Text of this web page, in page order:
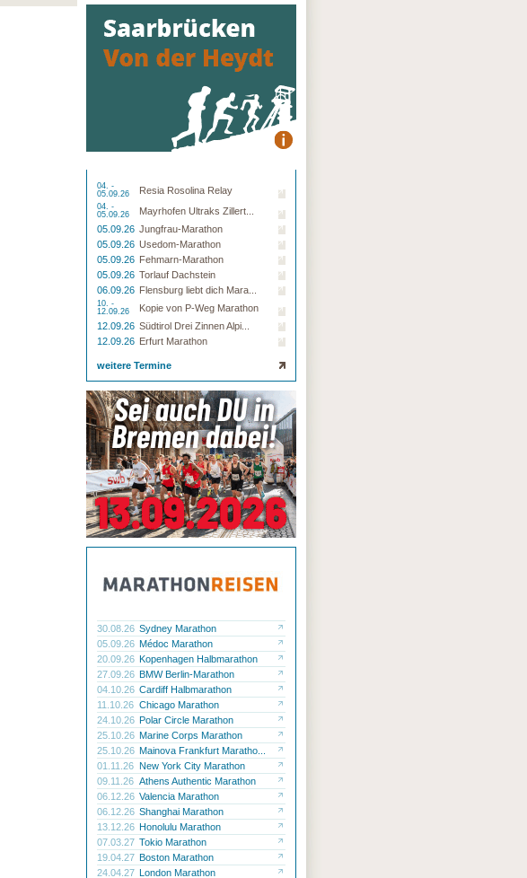
04. -
05.09.26
Resia Rosolina Relay
04. -
05.09.26
Mayrhofen Ultraks Zillert...
05.09.26 Jungfrau-Marathon
05.09.26 Usedom-Marathon
05.09.26 Fehmarn-Marathon
05.09.26 Torlauf Dachstein
06.09.26 Flensburg liebt dich Mara...
10. -
12.09.26
Kopie von P-Weg Marathon
12.09.26 Südtirol Drei Zinnen Alpi...
12.09.26 Erfurt Marathon
weitere Termine
30.08.26 Sydney Marathon
05.09.26 Médoc Marathon
20.09.26 Kopenhagen Halbmarathon
27.09.26 BMW Berlin-Marathon
04.10.26 Cardiff Halbmarathon
11.10.26 Chicago Marathon
24.10.26 Polar Circle Marathon
25.10.26 Marine Corps Marathon
25.10.26 Mainova Frankfurt Maratho...
01.11.26 New York City Marathon
09.11.26 Athens Authentic Marathon
06.12.26 Valencia Marathon
06.12.26 Shanghai Marathon
13.12.26 Honolulu Marathon
07.03.27 Tokio Marathon
19.04.27 Boston Marathon
24.04.27 London Marathon